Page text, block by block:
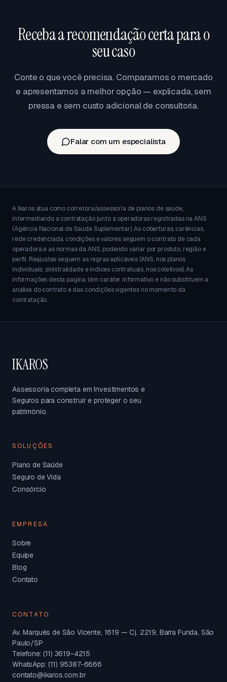
Receba a recomendação certa para o
seu caso
Conte o que você precisa. Comparamos o mercado
e apresentamos a melhor opção — explicada, sem
pressa e sem custo adicional de consultoria.
Falar com um especialista
A Ikaros atua como corretora/assessoria de planos de saúde,
intermediando a contratação junto a operadoras registradas na ANS
(Agência Nacional de Saúde Suplementar). As coberturas, carências,
rede credenciada, condições e valores seguem o contrato de cada
operadora e as normas da ANS, podendo variar por produto, região e
perfil. Reajustes seguem as regras aplicáveis (ANS, nos planos
individuais; sinistralidade e índices contratuais, nos coletivos). As
informações desta página têm caráter informativo e não substituem a
análise do contrato e das condições vigentes no momento da
contratação.
IKAROS
Assessoria completa em Investimentos e
Seguros para construir e proteger o seu
patrimônio.
SOLUÇÕES
Plano de Saúde
Seguro de Vida
Consórcio
EMPRESA
Sobre
Equipe
Blog
Contato
CONTATO
Av. Marquês de São Vicente, 1619 — Cj. 2219, Barra Funda, São
Paulo/SP
Telefone: (11) 3619-4215
WhatsApp: (11) 95387-6666
contato@ikaros.com.br